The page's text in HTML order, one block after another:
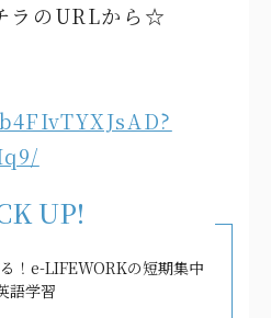
ラのURLから☆
UP!
！e-LIFEWORKの短期集中
語学習